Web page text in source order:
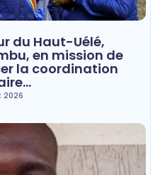
du Haut-Uélé,
en mission de
la coordination
2026